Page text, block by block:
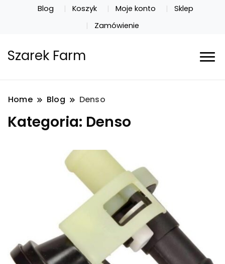
Blog Koszyk Moje konto
Sklep
Zamówienie
Szarek Farm
Home Blog Denso
Kategoria: Denso